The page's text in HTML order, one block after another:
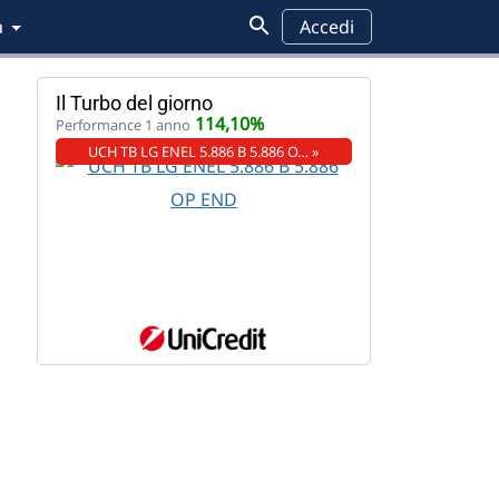
Accedi
Il Turbo del giorno
Performance 1 anno 114,10%
UCH TB LG ENEL 5.886 B 5.886 O… »